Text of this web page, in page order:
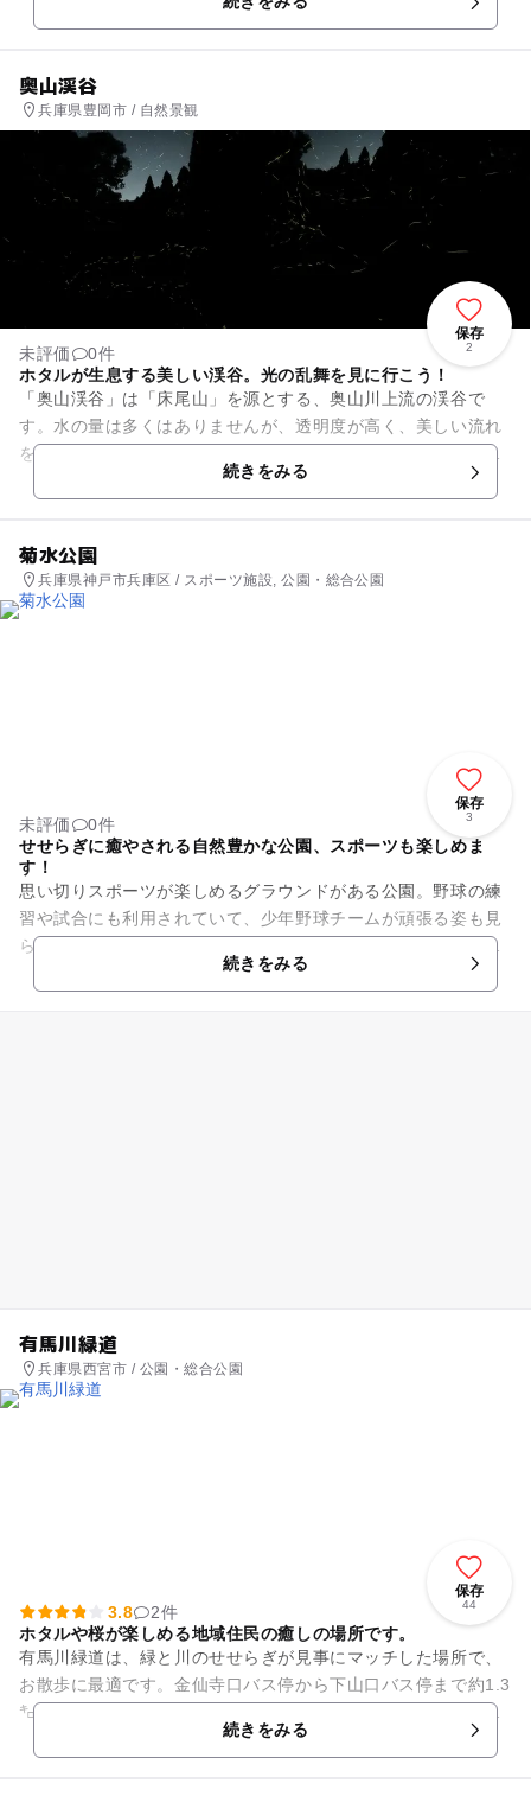
奥山渓谷
兵庫県豊岡市 / 自然景観
保存
2
未評価
0件
ホタルが生息する美しい渓谷。光の乱舞を見に行こう！
「奥山渓谷」は「床尾山」を源とする、奥山川上流の渓谷で
す。水の量は多くはありませんが、透明度が高く、美しい流れ
を望むことが出来ます。また、オオサンショウウオやホタルも
生息しており、時期によっては...
続きをみる
菊水公園
兵庫県神戸市兵庫区 / スポーツ施設, 公園・総合公園
保存
3
未評価
0件
せせらぎに癒やされる自然豊かな公園、スポーツも楽しめま
す！
思い切りスポーツが楽しめるグラウンドがある公園。野球の練
習や試合にも利用されていて、少年野球チームが頑張る姿も見
られます。バスケットゴールもあるので、ボールを持って遊び
続きをみる
有馬川緑道
兵庫県西宮市 / 公園・総合公園
保存
44
3.8
2件
ホタルや桜が楽しめる地域住民の癒しの場所です。
有馬川緑道は、緑と川のせせらぎが見事にマッチした場所で、
お散歩に最適です。金仙寺口バス停から下山口バス停まで約1.3
㌔の有馬川沿いの遊歩道。有馬川に沿って桜並木が続いてお
り、春になると満開の桜を...続きをみる